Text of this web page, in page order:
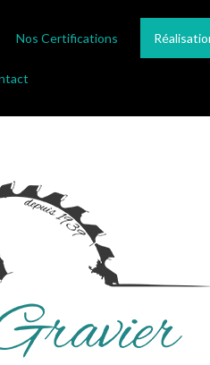
Nos Certifications